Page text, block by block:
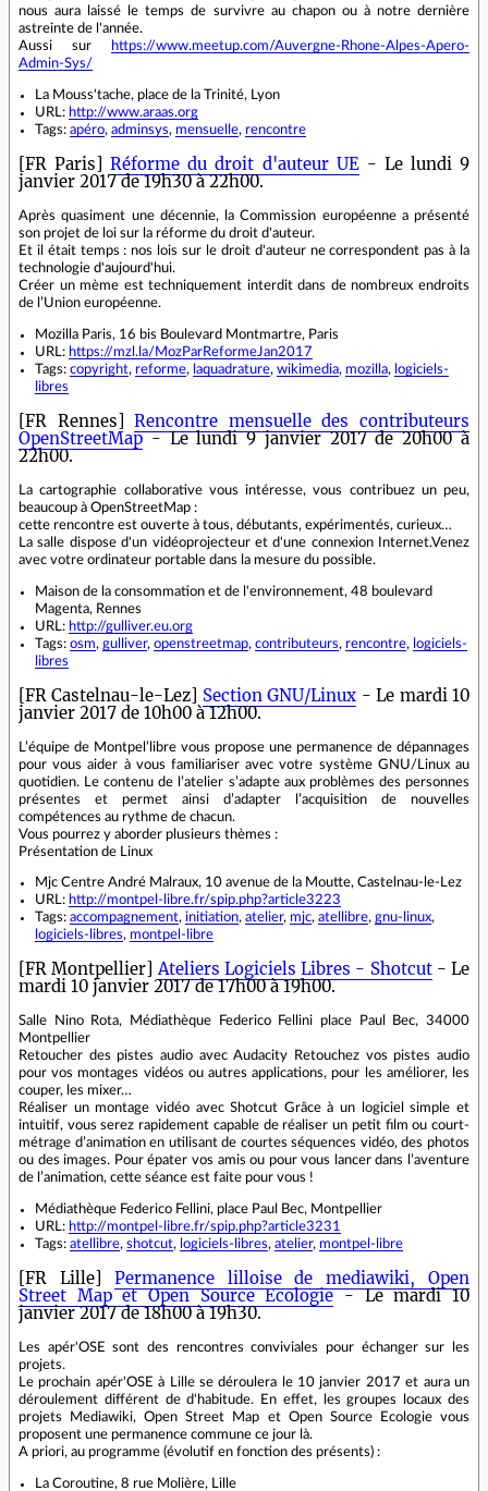
nous aura laissé le temps de survivre au chapon ou à notre dernière
astreinte de l'année.
Aussi sur
https://www.meetup.com/Auvergne-Rhone-Alpes-Apero-
Admin-Sys/
La Mouss'tache, place de la Trinité, Lyon
URL: http://www.araas.org
Tags: apéro, adminsys, mensuelle, rencontre
[FR Paris]Réforme du droit d'auteur UE- Le lundi 9
janvier 2017 de 19h30 à 22h00.
Après quasiment une décennie, la Commission européenne a présenté
son projet de loi sur la réforme du droit d'auteur.
Et il était temps : nos lois sur le droit d'auteur ne correspondent pas à la
technologie d'aujourd'hui.
Créer un mème est techniquement interdit dans de nombreux endroits
de l’Union européenne.
Mozilla Paris, 16 bis Boulevard Montmartre, Paris
URL: https://mzl.la/MozParReformeJan2017
Tags: copyright, reforme, laquadrature, wikimedia, mozilla, logiciels-
libres
[FR Rennes]Rencontre mensuelle des contributeurs
OpenStreetMap- Le lundi 9 janvier 2017 de 20h00 à
22h00.
La cartographie collaborative vous intéresse, vous contribuez un peu,
beaucoup à OpenStreetMap :
cette rencontre est ouverte à tous, débutants, expérimentés, curieux…
La salle dispose d'un vidéoprojecteur et d'une connexion Internet.Venez
avec votre ordinateur portable dans la mesure du possible.
Maison de la consommation et de l'environnement, 48 boulevard
Magenta, Rennes
URL: http://gulliver.eu.org
Tags: osm, gulliver, openstreetmap, contributeurs, rencontre, logiciels-
libres
[FR Castelnau-le-Lez] Section GNU/Linux - Le mardi 10
janvier 2017 de 10h00 à 12h00.
L’équipe de Montpel’libre vous propose une permanence de dépannages
pour vous aider à vous familiariser avec votre système GNU/Linux au
quotidien. Le contenu de l’atelier s’adapte aux problèmes des personnes
présentes et permet ainsi d’adapter l’acquisition de nouvelles
compétences au rythme de chacun.
Vous pourrez y aborder plusieurs thèmes :
Présentation de Linux
Mjc Centre André Malraux, 10 avenue de la Moutte, Castelnau-le-Lez
URL: http://montpel-libre.fr/spip.php?article3223
Tags: accompagnement, initiation, atelier, mjc, atellibre, gnu-linux,
logiciels-libres, montpel-libre
[FR Montpellier]Ateliers Logiciels Libres - Shotcut- Le
mardi 10 janvier 2017 de 17h00 à 19h00.
Salle Nino Rota, Médiathèque Federico Fellini place Paul Bec, 34000
Montpellier
Retoucher des pistes audio avec Audacity Retouchez vos pistes audio
pour vos montages vidéos ou autres applications, pour les améliorer, les
couper, les mixer…
Réaliser un montage vidéo avec Shotcut Grâce à un logiciel simple et
intuitif, vous serez rapidement capable de réaliser un petit film ou court-
métrage d’animation en utilisant de courtes séquences vidéo, des photos
ou des images. Pour épater vos amis ou pour vous lancer dans l’aventure
de l’animation, cette séance est faite pour vous !
Médiathèque Federico Fellini, place Paul Bec, Montpellier
URL: http://montpel-libre.fr/spip.php?article3231
Tags: atellibre, shotcut, logiciels-libres, atelier, montpel-libre
[FR Lille] Permanence lilloise de mediawiki, Open
Street Map et Open Source Ecologie- Le mardi 10
janvier 2017 de 18h00 à 19h30.
Les apér'OSE sont des rencontres conviviales pour échanger sur les
projets.
Le prochain apér'OSE à Lille se déroulera le 10 janvier 2017 et aura un
déroulement différent de d'habitude. En effet, les groupes locaux des
projets Mediawiki, Open Street Map et Open Source Ecologie vous
proposent une permanence commune ce jour là.
A priori, au programme (évolutif en fonction des présents) :
La Coroutine, 8 rue Molière, Lille